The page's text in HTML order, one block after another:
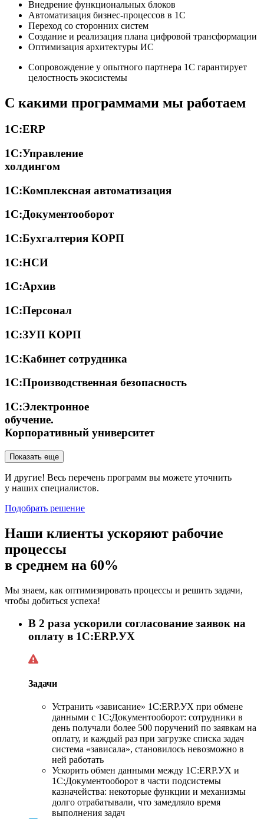
Внедрение функциональных блоков
Автоматизация бизнес-процессов в 1С
Переход со сторонних систем
Создание и реализация плана цифровой трансформации
Оптимизация архитектуры ИС
Сопровождение у опытного партнера 1С гарантирует
целостность экосистемы
С какими программами мы работаем
1С:ERP
1С:Управление
холдингом
1С:Комплексная автоматизация
1С:Документооборот
1С:Бухгалтерия КОРП
1С:НСИ
1С:Архив
1С:Персонал
1С:ЗУП КОРП
1С:Кабинет сотрудника
1С:Производственная безопасность
1С:Электронное
обучение.
Корпоративный университет
Показать еще
И другие! Весь перечень программ вы можете уточнить
у наших специалистов.
Подобрать решение
Наши клиенты ускоряют рабочие
процессы
в среднем на 60%
Мы знаем, как оптимизировать процессы и решить задачи,
чтобы добиться успеха!
В 2 раза ускорили согласование заявок на
оплату в 1С:ERP.УХ
Задачи
Устранить «зависание» 1С:ERP.УХ при обмене
данными с 1С:Документооборот: сотрудники в
день получали более 500 поручений по заявкам на
оплату, и каждый раз при загрузке списка задач
система «зависала», становилось невозможно в
ней работать
Ускорить обмен данными между 1С:ERP.УХ и
1С:Документооборот в части подсистемы
казначейства: некоторые функции и механизмы
долго отрабатывали, что замедляло время
выполнения задач